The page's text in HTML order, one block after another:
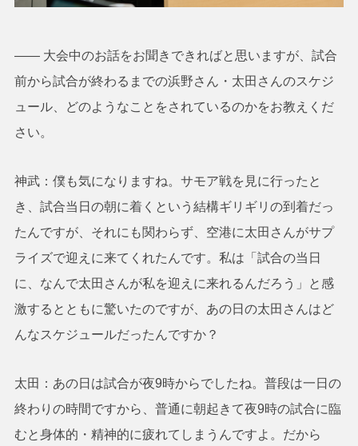
―― 大会中のお話をお聞きできればと思いますが、試合
前から試合が終わるまでの浜野さん・太田さんのスケジ
ュール、どのようなことをされているのかをお教えくだ
さい。
神武：僕も気になりますね。サモア戦を見に行ったと
き、試合当日の朝に着くという結構ギリギリの到着だっ
たんですが、それにも関わらず、空港に太田さんがサプ
ライズで迎えに来てくれたんです。私は「試合の当日
に、なんで太田さんが私を迎えに来れるんだろう」と感
激するとともに驚いたのですが、あの日の太田さんはど
んなスケジュールだったんですか？
太田：あの日は試合が夜9時からでしたね。普段は一日の
終わりの時間ですから、普通に朝起きて夜9時の試合に臨
むと身体的・精神的に疲れてしまうんですよ。だから